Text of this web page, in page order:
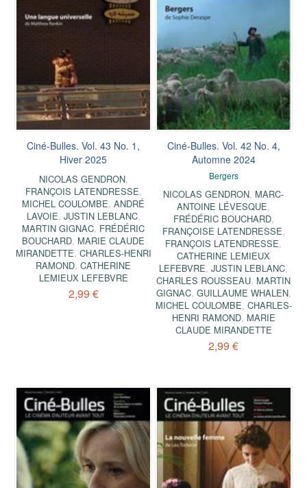
Ciné-Bulles. Vol. 43 No. 1,
Hiver 2025
NICOLAS GENDRON,
FRANÇOIS LATENDRESSE,
MICHEL COULOMBE,ANDRÉ
LAVOIE, JUSTIN LEBLANC,
MARTIN GIGNAC, FRÉDÉRIC
BOUCHARD, MARIE CLAUDE
MIRANDETTE, CHARLES-HENRI
RAMOND,CATHERINE
LEMIEUX LEFEBVRE
2,99 €
Ciné-Bulles. Vol. 42 No. 4,
Automne 2024
Bergers
NICOLAS GENDRON, MARC-
ANTOINE LÉVESQUE,
FRÉDÉRIC BOUCHARD,
FRANÇOISE LATENDRESSE,
FRANÇOIS LATENDRESSE,
CATHERINE LEMIEUX
LEFEBVRE,JUSTIN LEBLANC,
CHARLES ROUSSEAU, MARTIN
GIGNAC, GUILLAUME WHALEN,
MICHEL COULOMBE, CHARLES-
HENRI RAMOND, MARIE
CLAUDE MIRANDETTE
2,99 €